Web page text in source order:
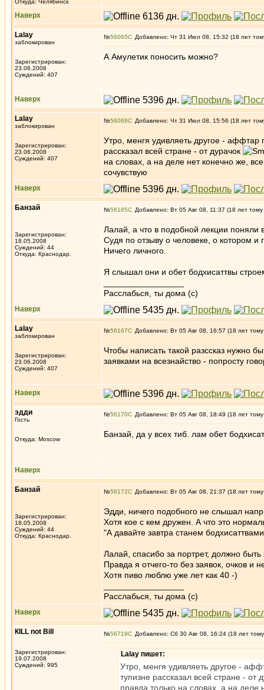
Откуда: Челябинск
Наверх
Lalay
заблокирован
Зарегистрирован:
23.06.2008
Суждений: 407
№56065 Добавлено: Чт 31 Июл 08, 15:32 (18 лет
А Амулетик поносить можно?
Наверх
Lalay
заблокирован
Зарегистрирован:
23.06.2008
Суждений: 407
№56068 Добавлено: Чт 31 Июл 08, 15:56 (18 лет
Утро, менгя удивляеть другое -
рассказал всей стране - от дурачок
на словах, а на деле нет конечно же,
сочувствую
Наверх
Банзай
Зарегистрирован:
18.05.2008
Суждений: 44
Откуда: Краснодар.
№56165 Добавлено: Вт 05 Авг 08, 11:37 (18 лет тому
Лалай, а что в подобной лекции поняли
Судя по отзыву о человеке, о котором
Ничего личного.
Я слышал они и обет бодхисаттвы
Расслабься, ты дома (с)
Наверх
Lalay
заблокирован
Зарегистрирован:
23.06.2008
Суждений: 407
№56167 Добавлено: Вт 05 Авг 08, 16:57 (18 лет
Чтобы написать такой разссказ нужно
заявками на всезнайство - попросту
Наверх
эдди
Гость
Откуда: Moscow
№56170 Добавлено: Вт 05 Авг 08, 18:49 (18 лет
Банзай, да у всех тиб. лам обет
Наверх
Банзай
Зарегистрирован:
18.05.2008
Суждений: 44
Откуда: Краснодар.
№56172 Добавлено: Вт 05 Авг 08, 21:37 (18 лет
Эдди, ничего подобного не слышал
Хотя кое с кем дружен. А что это
"А давайте завтра станем
Лалай, спасибо за портрет, должно
Правда я отчего-то без заявок, очков и
Хотя пиво люблю уже лет как 40 -)
Расслабься, ты дома (с)
Наверх
КILL not Вill
Зарегистрирован:
19.07.2008
Суждений: 995
№56719 Добавлено: Сб 30 Авг 08, 16:24 (18 лет
Lalay пишет:
Утро, менгя удивляеть другое -
тупизне рассказал всей стране - от
правда только на словах, а на деле